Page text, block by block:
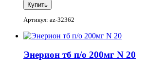
Артикул: az-32362
Энерион тб п/о 200мг N 20